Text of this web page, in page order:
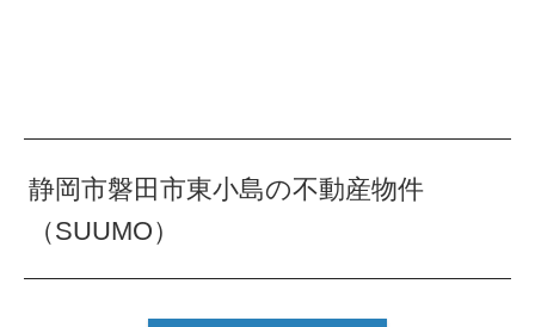
静岡市磐田市東小島の不動産物件
（SUUMO）